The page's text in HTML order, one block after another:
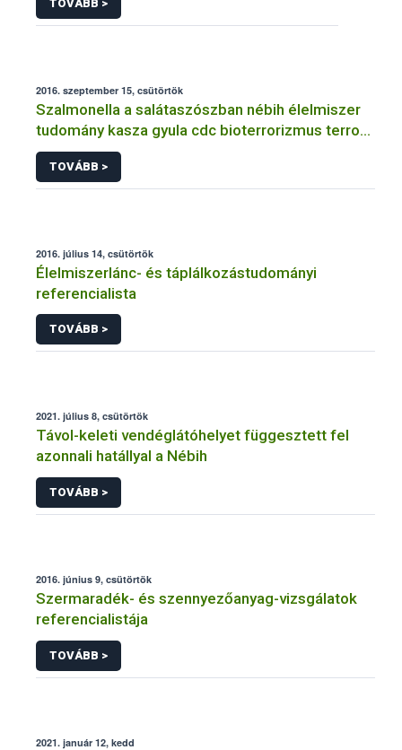
TOVÁBB >
2016. szeptember 15, csütörtök
Szalmonella a salátaszószban nébih élelmiszer
tudomány kasza gyula cdc bioterrorizmus terror
lépfene
TOVÁBB >
2016. július 14, csütörtök
Élelmiszerlánc- és táplálkozástudományi
referencialista
TOVÁBB >
2021. július 8, csütörtök
Távol-keleti vendéglátóhelyet függesztett fel
azonnali hatállyal a Nébih
TOVÁBB >
2016. június 9, csütörtök
Szermaradék- és szennyezőanyag-vizsgálatok
referencialistája
TOVÁBB >
2021. január 12, kedd